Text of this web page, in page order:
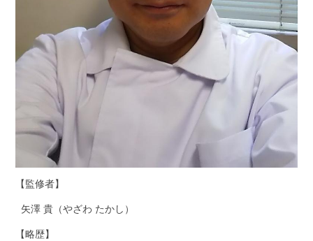
【監修者】
矢澤 貴（やざわ たかし）
【略歴】